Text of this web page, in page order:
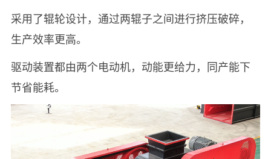
采用了辊轮设计，通过两辊子之间进行挤压破碎，
生产效率更高。
驱动装置都由两个电动机，动能更给力，同产能下
节省能耗。